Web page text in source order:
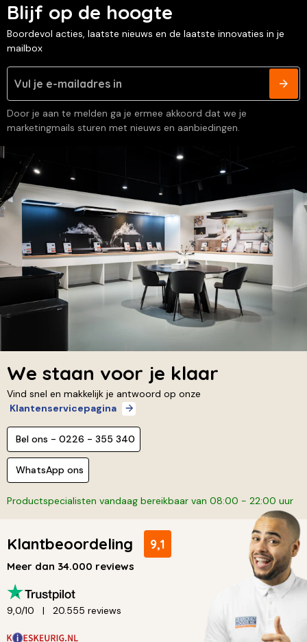
Blijf op de hoogte
Boordevol acties, laatste nieuws en de laatste innovaties in je
mailbox
Door je aan te melden ga je ermee akkoord dat we je
marketingmails sturen met nieuws en aanbiedingen.
We staan voor je klaar
Vind snel en makkelijk je antwoord op onze
Klantenservicepagina
Bel ons - 0226 - 355 340
WhatsApp ons
Productspecialisten vandaag bereikbaar van 08:00 - 22:00 uur
Klantbeoordeling 9,1
Meer dan 34.000 reviews
9,0/10 20.555 reviews